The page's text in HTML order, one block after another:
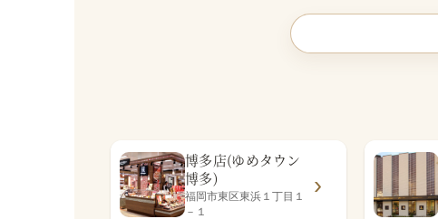
博多店(ゆめタウン
博多)
福岡市東区東浜１丁目１
－１